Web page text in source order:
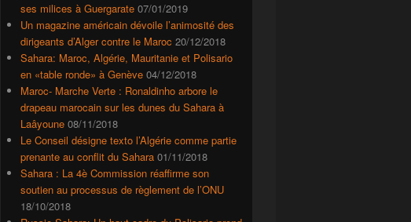
barre
latérale
ses milices à Guergarate 07/01/2019
Un magazine américain dévoile l’animosité des
dirigeants d’Alger contre le Maroc 20/12/2018
Sahara: Maroc, Algérie, Mauritanie et Polisario
en «table ronde» à Genève 04/12/2018
Maroc- Marche Verte : Ronaldinho arbore le
drapeau marocain sur les dunes du Sahara à
Laâyoune 08/11/2018
Le Conseil désigne texto l’Algérie comme partie
prenante au conflit du Sahara 01/11/2018
Sahara : La 4è Commission réaffirme son
soutien au processus de règlement de l’ONU
18/10/2018